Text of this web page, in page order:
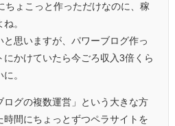
ちょこっと作っただけなのに、稼
。
思いますが、パワーブログ作っ
かけていたら今ごろ収入3倍くら
。
ログの複数運営」という大きな方
間にちょっとずつペラサイトを